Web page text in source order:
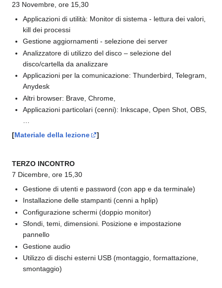
23 Novembre, ore 15,30
Applicazioni di utilità: Monitor di sistema - lettura dei valori,
kill dei processi
Gestione aggiornamenti - selezione dei server
Analizzatore di utilizzo del disco – selezione del
disco/cartella da analizzare
Applicazioni per la comunicazione: Thunderbird, Telegram,
Anydesk
Altri browser: Brave, Chrome,
Applicazioni particolari (cenni): Inkscape, Open Shot, OBS,
[Materiale della lezione ]
TERZO INCONTRO
7 Dicembre, ore 15,30
Gestione di utenti e password (con app e da terminale)
Installazione delle stampanti (cenni a hplip)
Configurazione schermi (doppio monitor)
Sfondi, temi, dimensioni. Posizione e impostazione
pannello
Gestione audio
Utilizzo di dischi esterni USB (montaggio, formattazione,
smontaggio)